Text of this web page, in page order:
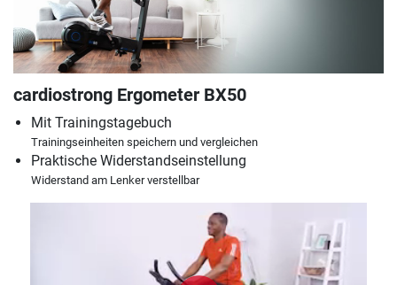
cardiostrong Ergometer BX50
Mit Trainingstagebuch
Trainingseinheiten speichern und vergleichen
Praktische Widerstandseinstellung
Widerstand am Lenker verstellbar